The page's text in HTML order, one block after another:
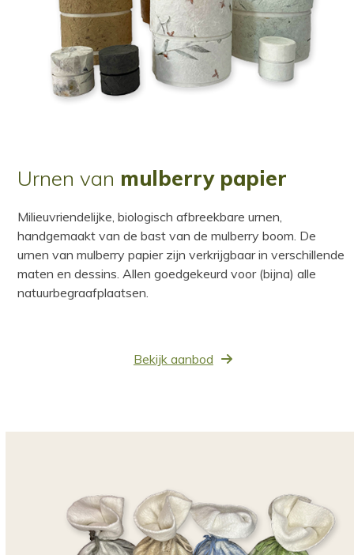
Urnen van mulberry papier
Milieuvriendelijke, biologisch afbreekbare urnen,
handgemaakt van de bast van de mulberry boom. De
urnen van mulberry papier zijn verkrijgbaar in verschillende
maten en dessins. Allen goedgekeurd voor (bijna) alle
natuurbegraafplaatsen.
Bekijk aanbod